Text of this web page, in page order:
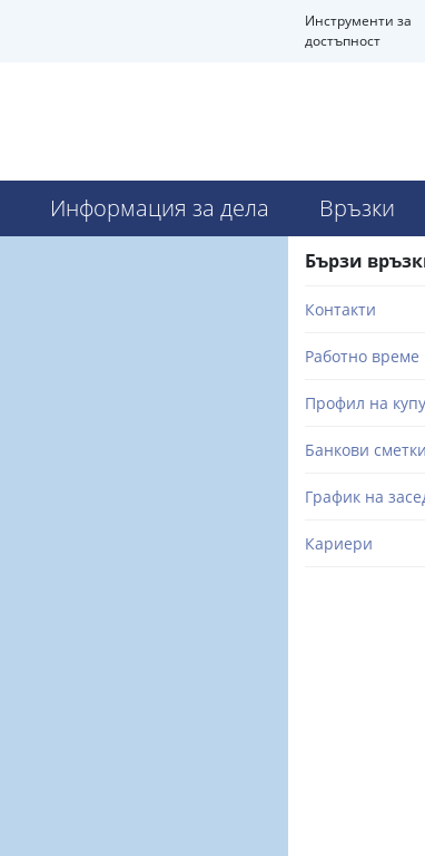
Инструменти за
достъпност
Информация за дела Връзки
Бързи
Контакти
Работно време
Профил на
Банкови сметки
График на
Кариери